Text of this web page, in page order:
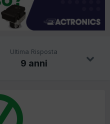
Ultima Risposta
9 anni